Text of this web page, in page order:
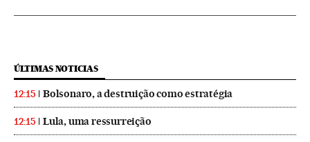
ÚLTIMAS NOTICIAS
12:15 Bolsonaro, a destruição como estratégia
12:15 Lula, uma ressurreição